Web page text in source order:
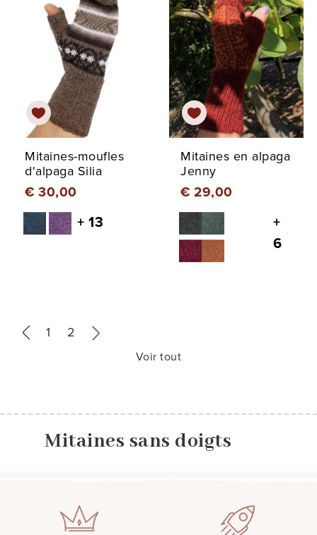
Mitaines-moufles
d'alpaga Silia
€ 30,00
+ 13
Mitaines en alpaga
Jenny
€ 29,00
+
6
« 1 2 »
Voir tout
Mitaines sans doigts